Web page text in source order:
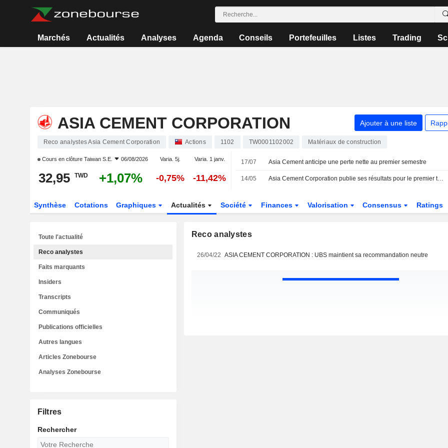
Marchés Actualités Analyses Agenda Conseils Portefeuilles Listes Trading
ASIA CEMENT CORPORATION Ajouter à une liste
Reco analystes Asia Cement Corporation Actions 1102 TW0001102002 Matériaux de construction
Cours en clôture Taiwan S.E. 06/08/2026 Varia. 5j. Varia. 1 janv.
32,95 TWD +1,07% -0,75% -11,42%
17/07 Asia Cement anticipe une perte nette au premier semestre
14/05 Asia Cement Corporation publie ses résultats pour le premier trimestre clos le 31 mars 2026
Synthèse Cotations Graphiques Actualités Société Finances Valorisation Consensus Ratings
Reco analystes
26/04/22 ASIA CEMENT CORPORATION : UBS maintient sa recommandation neutre
Toute l'actualité
Reco analystes
Faits marquants
Insiders
Transcripts
Communiqués
Publications officielles
Autres langues
Articles Zonebourse
Analyses Zonebourse
Filtres
Rechercher